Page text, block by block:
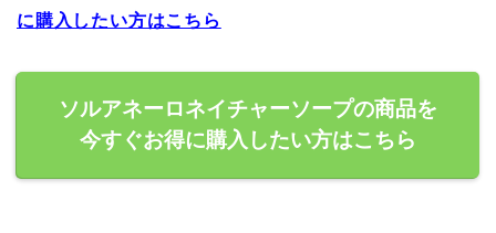
に購入したい方はこちら
ソルアネーロネイチャーソープの商品を
今すぐお得に購入したい方はこちら